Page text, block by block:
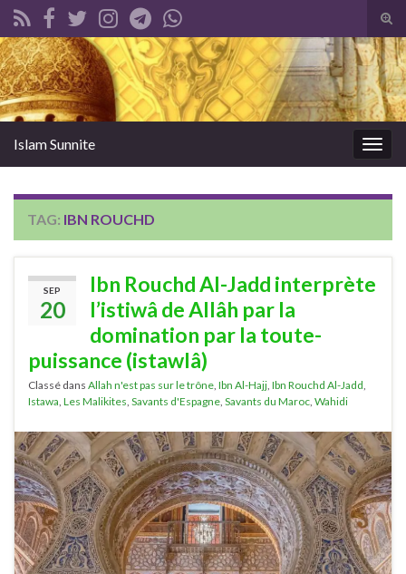
Search for:
Islam Sunnite
TAG: IBN ROUCHD
SEP
20
Ibn Rouchd Al-Jadd interprète
l’istiwâ de Allâh par la
domination par la toute-
puissance (istawlâ)
Classé dans Allah n'est pas sur le trône Ibn Al-Hajj Ibn Rouchd Al-Jadd
Istawa Les Malikites Savants d'Espagne Savants du Maroc Wahidi